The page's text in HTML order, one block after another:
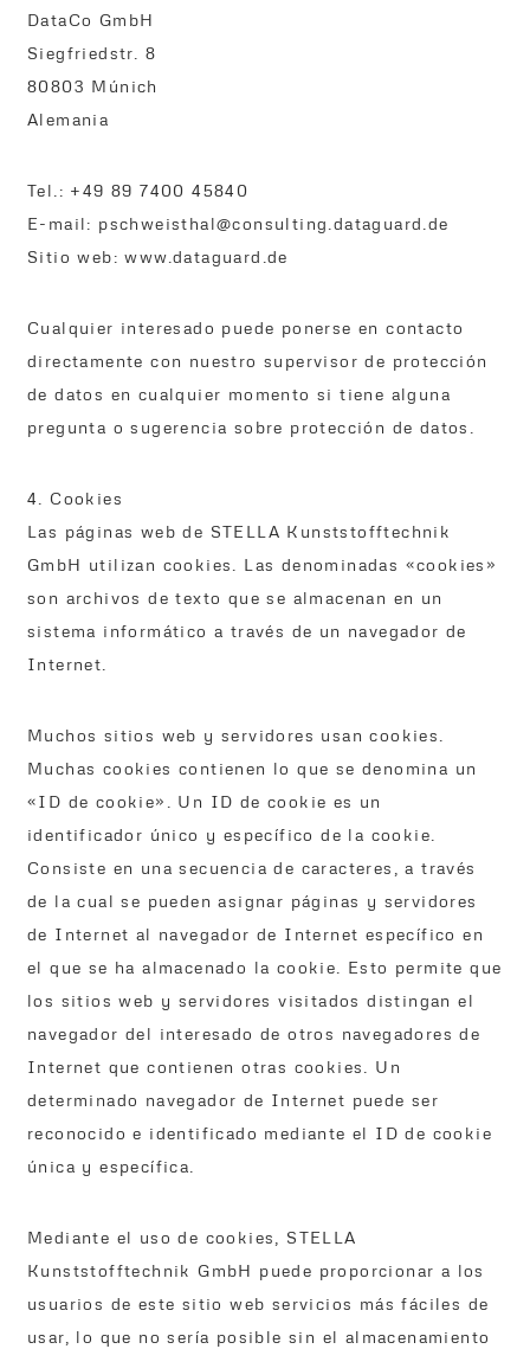
DataCo GmbH
Siegfriedstr. 8
80803 Múnich
Alemania
Tel.: +49 89 7400 45840
E-mail: pschweisthal@consulting.dataguard.de
Sitio web: www.dataguard.de
Cualquier interesado puede ponerse en contacto
directamente con nuestro supervisor de protección
de datos en cualquier momento si tiene alguna
pregunta o sugerencia sobre protección de datos.
4. Cookies
Las páginas web de STELLA Kunststofftechnik
GmbH utilizan cookies. Las denominadas «cookies»
son archivos de texto que se almacenan en un
sistema informático a través de un navegador de
Internet.
Muchos sitios web y servidores usan cookies.
Muchas cookies contienen lo que se denomina un
«ID de cookie». Un ID de cookie es un
identificador único y específico de la cookie.
Consiste en una secuencia de caracteres, a través
de la cual se pueden asignar páginas y servidores
de Internet al navegador de Internet específico en
el que se ha almacenado la cookie. Esto permite que
los sitios web y servidores visitados distingan el
navegador del interesado de otros navegadores de
Internet que contienen otras cookies. Un
determinado navegador de Internet puede ser
reconocido e identificado mediante el ID de cookie
única y específica.
Mediante el uso de cookies, STELLA
Kunststofftechnik GmbH puede proporcionar a los
usuarios de este sitio web servicios más fáciles de
usar, lo que no sería posible sin el almacenamiento